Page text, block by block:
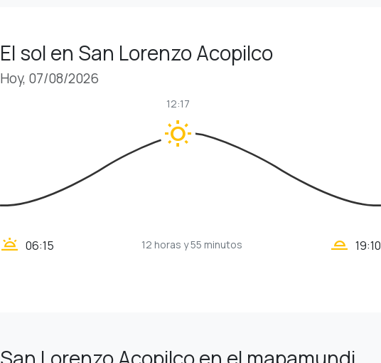
El sol en San Lorenzo Acopilco
Hoy, 07/08/2026
wb_sunny
12:17
wb_twilight 06:15 12 horas y 55 minutos wb_twilight_2 19:10